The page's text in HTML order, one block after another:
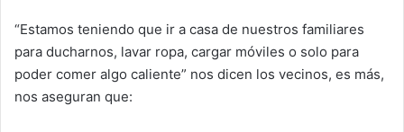
“Estamos teniendo que ir a casa de nuestros familiares
para ducharnos, lavar ropa, cargar móviles o solo para
poder comer algo caliente” nos dicen los vecinos, es más,
nos aseguran que: